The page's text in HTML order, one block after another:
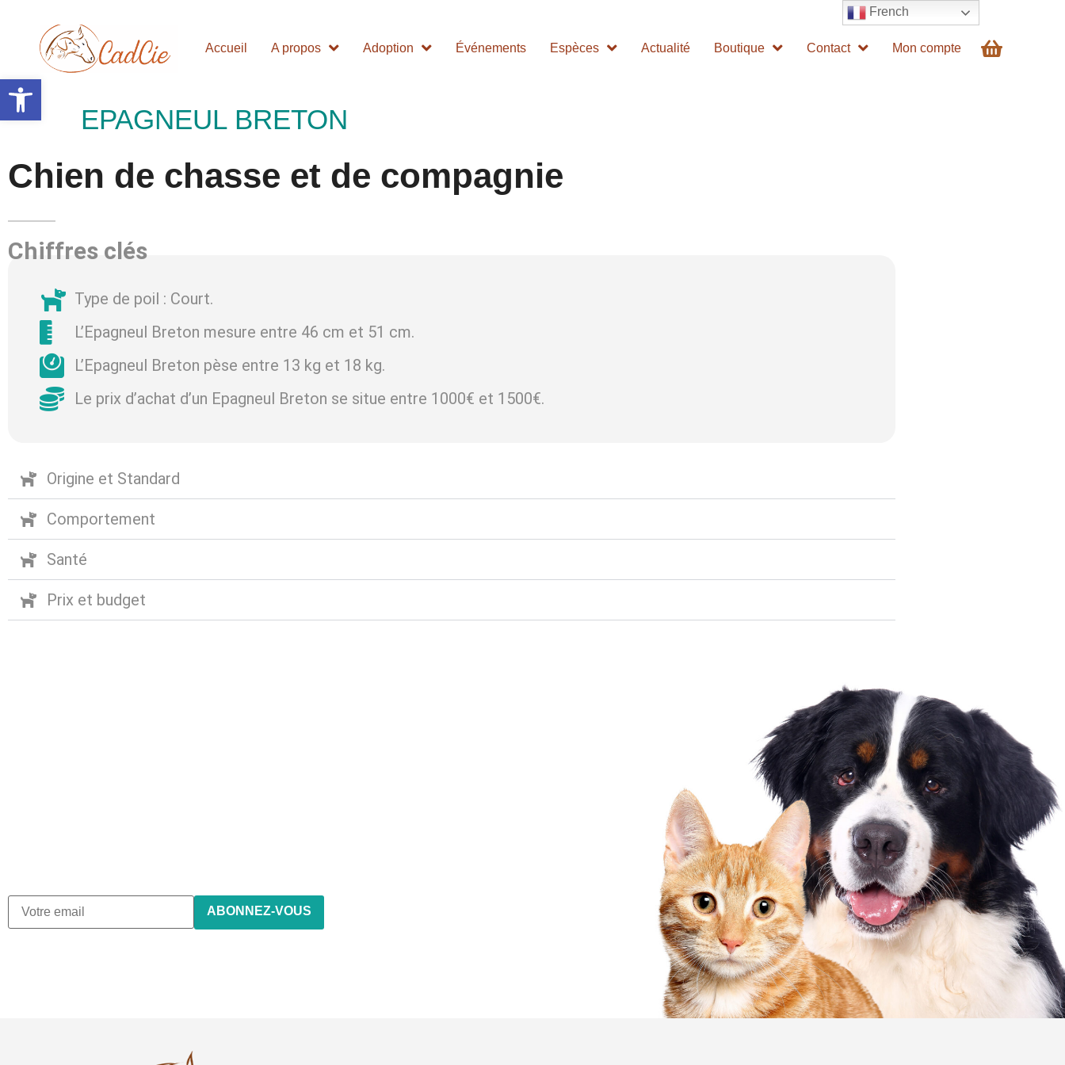
Ouvrir la barre d’outils
Accueil A propos Adoption Événements Espèces Actualité Boutique Contact Mon compte
EPAGNEUL BRETON
Chien de chasse et de compagnie
Chiffres clés
Type de poil : Court.
L’Epagneul Breton mesure entre 46 cm et 51 cm.
L’Epagneul Breton pèse entre 13 kg et 18 kg.
Le prix d’achat d’un Epagneul Breton se situe entre 1000€ et 1500€.
Origine et Standard
Comportement
Santé
Prix et budget
French